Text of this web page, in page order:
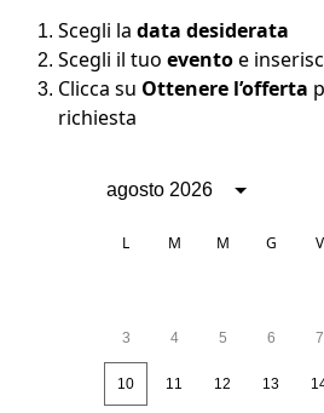
Scegli la data desiderata
Scegli il tuo eventoe
Clicca su Ottenere l’offerta
richiesta
agosto 2026
L M M G V
3 4 5 6 7
10 11 12 13